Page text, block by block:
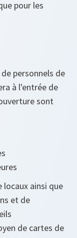
pour les
personnels de
à l'entrée de
sont
locaux ainsi que
et de
de cartes de